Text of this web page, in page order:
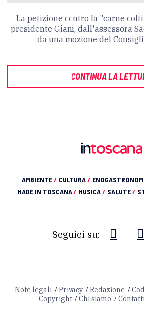
La petizione contro la "carne
presidente Giani, dall'assessora
da una mozione del
CONTINUA LA
AMBIENTE/ CULTURA/
MADE IN TOSCANA/ MUSICA/ SALUTE/
Seguici su:
Note legali Privacy Redazione
Copyright
Chi siamo Contatti